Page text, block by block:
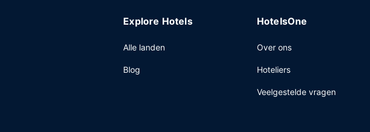
Explore Hotels
Alle landen
Blog
HotelsOne
Over ons
Hoteliers
Veelgestelde vragen